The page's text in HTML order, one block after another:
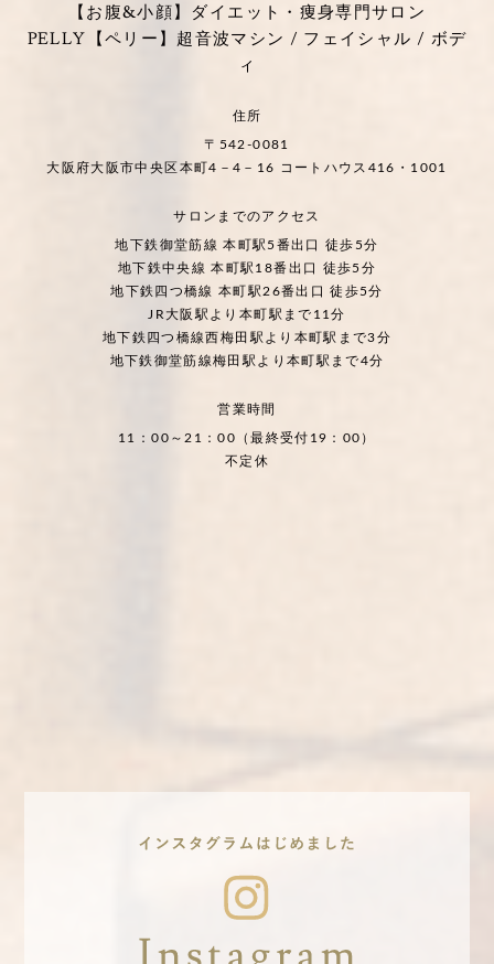
【お腹&小顔】ダイエット・痩身専門サロン
PELLY【ペリー】超音波マシン / フェイシャル / ボデ
ィ
住所
〒542-0081
大阪府大阪市中央区本町4－4－16 コートハウス416・1001
サロンまでのアクセス
地下鉄御堂筋線 本町駅5番出口 徒歩5分
地下鉄中央線 本町駅18番出口 徒歩5分
地下鉄四つ橋線 本町駅26番出口 徒歩5分
JR大阪駅より本町駅まで11分
地下鉄四つ橋線西梅田駅より本町駅まで3分
地下鉄御堂筋線梅田駅より本町駅まで4分
営業時間
11：00～21：00（最終受付19：00）
不定休